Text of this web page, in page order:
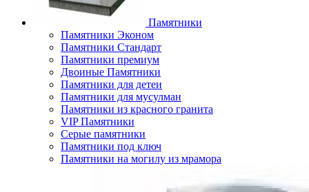
Памятники
Памятники Эконом
Памятники Стандарт
Памятники премиум
Двоиные Памятники
Памятники для детеи
Памятники для мусулман
Памятники из красного гранита
VIP Памятники
Серые памятники
Памятники под ключ
Памятники на могилу из мрамора